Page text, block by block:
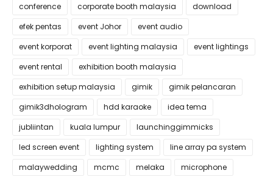
conference
corporate booth malaysia
download
efek pentas
event Johor
event audio
event korporat
event lighting malaysia
event lightings
event rental
exhibition booth malaysia
exhibition setup malaysia
gimik
gimik pelancaran
gimik3dhologram
hdd karaoke
idea tema
jubliintan
kuala lumpur
launchinggimmicks
led screen event
lighting system
line array pa system
malaywedding
mcmc melaka
microphone